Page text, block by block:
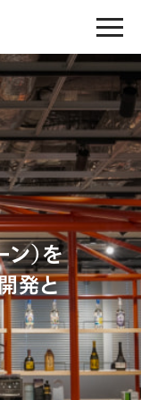
）を
発と